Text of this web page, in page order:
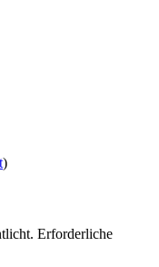
)
Erforderliche